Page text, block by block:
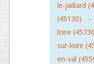
le-jaillard
(45130)
-
loire
sur-loire
en-val